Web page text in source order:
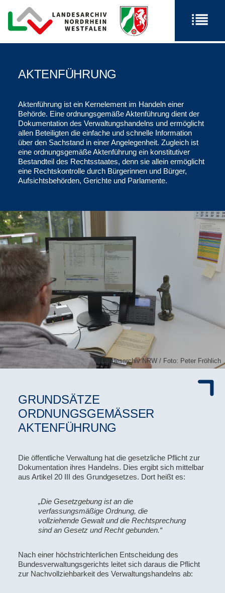
AKTENFÜHRUNG
Aktenführung ist ein Kernelement im Handeln einer
Behörde. Eine ordnungsgemäße Aktenführung dient der
Dokumentation des Verwaltungshandelns und ermöglicht
allen Beteiligten die einfache und schnelle Information
über den Sachstand in einer Angelegenheit. Zugleich ist
eine ordnungsgemäße Aktenführung ein konstitutiver
Bestandteil des Rechtsstaates, denn sie allein ermöglicht
eine Rechtskontrolle durch Bürgerinnen und Bürger,
Aufsichtsbehörden, Gerichte und Parlamente.
Landesarchiv NRW / Foto: Peter Fröhlich
GRUNDSÄTZE
ORDNUNGSGEMÄSSER A
KTENFÜHRUNG
Die öffentliche Verwaltung hat die gesetzliche Pflicht zur
Dokumentation ihres Handelns. Dies ergibt sich mittelbar
aus Artikel 20 III des Grundgesetzes. Dort heißt es:
„Die Gesetzgebung ist an die
verfassungsmäßige Ordnung, die
vollziehende Gewalt und die Rechtsprechung
sind an Gesetz und Recht gebunden.“
Nach einer höchstrichterlichen Entscheidung des
Bundesverwaltungsgerichts leitet sich daraus die Pflicht
zur Nachvollziehbarkeit des Verwaltungshandelns ab: